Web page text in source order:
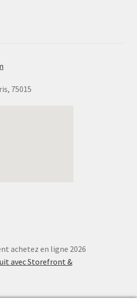
75015
achetez en ligne 2026
avec Storefront &